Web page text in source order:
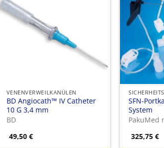
VENENVERWEILKANÜLEN
BD Angiocath™ IV Catheter
10 G 3,4 mm
BD
49,50 €
SFN-
System
325,75€